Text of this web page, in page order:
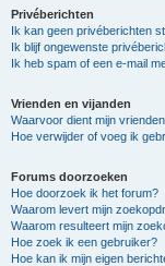
Privéberichten
Ik kan geen privéberichten
Ik blijf ongewenste
Ik heb spam of een e-mail
Vrienden en vijanden
Waarvoor dient mijn
Hoe verwijder of voeg ik
Forums doorzoeken
Hoe doorzoek ik het forum?
Waarom levert mijn
Waarom resulteert mijn
Hoe zoek ik een gebruiker?
Hoe kan ik mijn eigen